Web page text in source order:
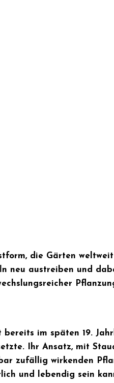
die Gärten
neu austreiben und
im späten 19.
Ihr Ansatz, mit
zufällig wirkenden
und lebendig sein